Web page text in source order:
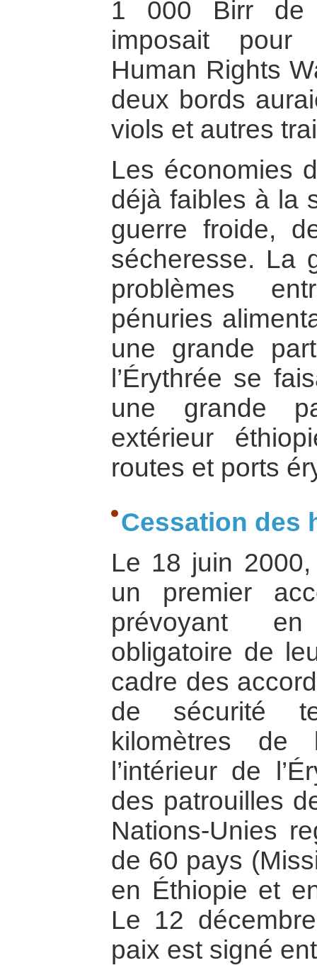
1 000 Birr de
imposait
Human Rights
deux bords
viols et autres
Les économies
déjà faibles à la
guerre froide,
sécheresse. La
problèmes
pénuries
une grande
l’Érythrée se
une grande
extérieur
routes et ports
Cessation des
Le 18 juin
un premier
prévoyant
obligatoire de
cadre des
de sécurité
kilomètres
l’intérieur de
des patrouilles
Nations-Unies
de 60 pays
en Éthiopie et
Le 12
paix est signé